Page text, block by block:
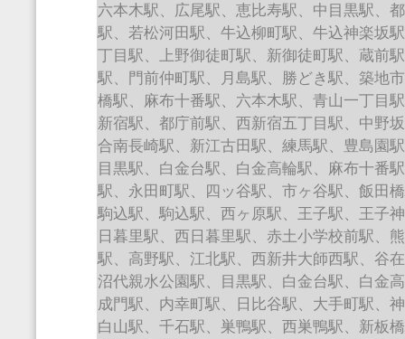
六本木駅、広尾駅、恵比寿駅、中目黒駅、
駅、若松河田駅、牛込柳町駅、牛込神楽坂
丁目駅、上野御徒町駅、新御徒町駅、蔵前
駅、門前仲町駅、月島駅、勝どき駅、築地
橋駅、麻布十番駅、六本木駅、青山一丁目
新宿駅、都庁前駅、西新宿五丁目駅、中野
合南長崎駅、新江古田駅、練馬駅、豊島園
目黒駅、白金台駅、白金高輪駅、麻布十番
駅、永田町駅、四ッ谷駅、市ヶ谷駅、飯田
駒込駅、駒込駅、西ヶ原駅、王子駅、王子
日暮里駅、西日暮里駅、赤土小学校前駅、
駅、高野駅、江北駅、西新井大師西駅、谷
沼代親水公園駅、目黒駅、白金台駅、白金
成門駅、内幸町駅、日比谷駅、大手町駅、
白山駅、千石駅、巣鴨駅、西巣鴨駅、新板